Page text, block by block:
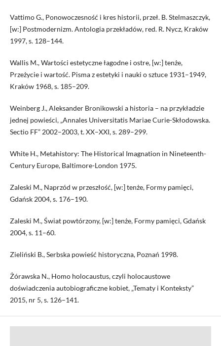
Vattimo G., Ponowoczesność i kres historii, przeł. B. Stelmaszczyk,
[w:] Postmodernizm. Antologia przekładów, red. R. Nycz, Kraków
1997, s. 128–144.
Wallis M., Wartości estetyczne łagodne i ostre, [w:] tenże,
Przeżycie i wartość. Pisma z estetyki i nauki o sztuce 1931–1949,
Kraków 1968, s. 185–209.
Weinberg J., Aleksander Bronikowski a historia – na przykładzie
jednej powieści, „Annales Universitatis Mariae Curie-Skłodowska.
Sectio FF” 2002–2003, t. XX–XXI, s. 289–299.
White H., Metahistory: The Historical Imagnation in Nineteenth-
Century Europe, Baltimore-London 1975.
Zaleski M., Naprzód w przeszłość, [w:] tenże, Formy pamięci,
Gdańsk 2004, s. 176–190.
Zaleski M., Świat powtórzony, [w:] tenże, Formy pamięci, Gdańsk
2004, s. 11–60.
Zieliński B., Serbska powieść historyczna, Poznań 1998.
Żórawska N., Homo holocaustus, czyli holocaustowe
doświadczenia autobiograficzne kobiet, „Tematy i Konteksty”
2015, nr 5, s. 126–141.